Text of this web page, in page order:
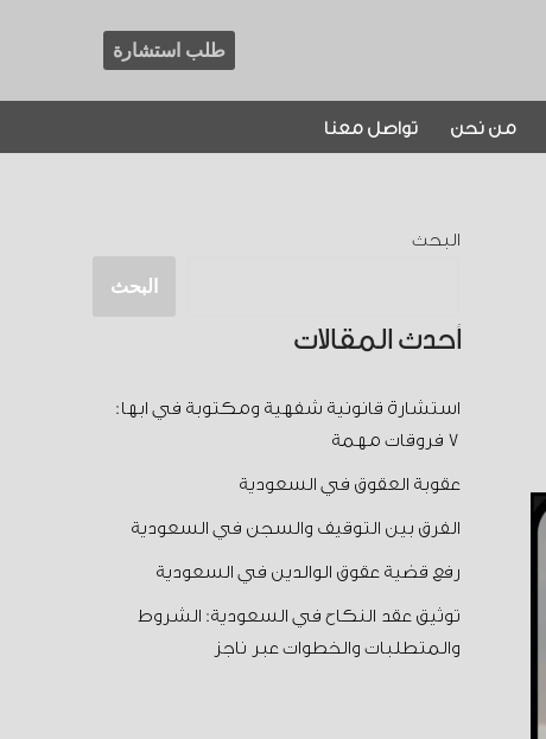
طلب استشارة
من نحن تواصل معنا
البحث
البحث
أحدث المقالات
استشارة قانونية شفهية ومكتوبة في ابها:
7 فروقات مهمة
عقوبة العقوق في السعودية
الفرق بين التوقيف والسجن في السعودية
رفع قضية عقوق الوالدين في السعودية
توثيق عقد النكاح في السعودية: الشروط
والمتطلبات والخطوات عبر ناجز